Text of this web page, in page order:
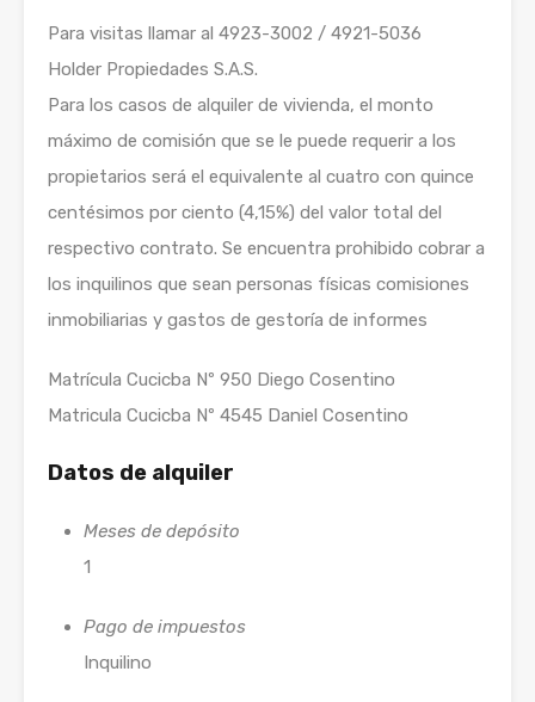
Para visitas llamar al 4923-3002 / 4921-5036
Holder Propiedades S.A.S.
Para los casos de alquiler de vivienda, el monto
máximo de comisión que se le puede requerir a los
propietarios será el equivalente al cuatro con quince
centésimos por ciento (4,15%) del valor total del
respectivo contrato. Se encuentra prohibido cobrar a
los inquilinos que sean personas físicas comisiones
inmobiliarias y gastos de gestoría de informes
Matrícula Cucicba Nº 950 Diego Cosentino
Matricula Cucicba Nº 4545 Daniel Cosentino
Datos de alquiler
Meses de depósito
1
Pago de impuestos
Inquilino